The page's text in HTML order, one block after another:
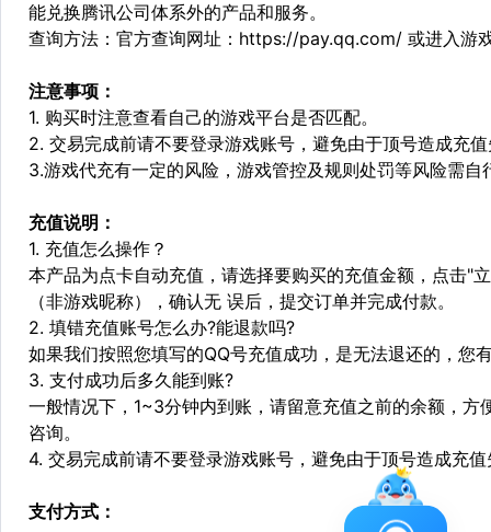
能兑换腾讯公司体系外的产品和服务。
查询方法：官方查询网址：https://pay.qq.com/ 或进入游
注意事项：
1. 购买时注意查看自己的游戏平台是否匹配。
2. 交易完成前请不要登录游戏账号，避免由于顶号造成充
3.游戏代充有一定的风险，游戏管控及规则处罚等风险需自
充值说明：
1. 充值怎么操作？
本产品为点卡自动充值，请选择要购买的充值金额，点击"
（非游戏昵称），确认无 误后，提交订单并完成付款。
2. 填错充值账号怎么办?能退款吗?
如果我们按照您填写的QQ号充值成功，是无法退还的，您
3. 支付成功后多久能到账?
一般情况下，1~3分钟内到账，请留意充值之前的余额，
咨询。
4. 交易完成前请不要登录游戏账号，避免由于顶号造成充
支付方式：